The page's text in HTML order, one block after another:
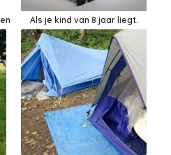
Als je kind van 8 jaar liegt.